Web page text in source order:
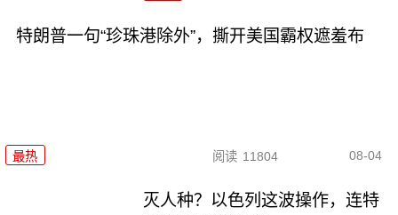
特朗普一句“珍珠港除外”，撕开美国霸权遮羞布
最热 阅读 11804 08-04
灭人种？以色列这波操作，连特